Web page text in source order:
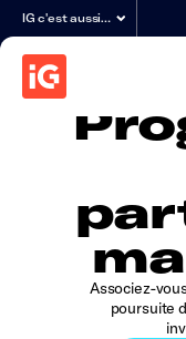
IG c'est aussi…
Associez-
poursuite